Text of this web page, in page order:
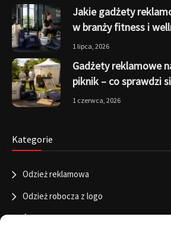
Jakie gadżety
w branży fitness i
1 lipca, 2026
Gadżety reklamowe
piknik – co sprawdzi
1 czerwca, 2026
Kategorie
Odzież reklamowa
Odzież robocza z logo
Święta